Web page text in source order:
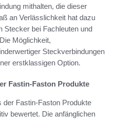
mithalten, die dieser
an Verlässlichkeit hat dazu
Stecker bei Fachleuten und
Möglichkeit,
Steckverbindungen
erstklassigen Option.
Fastin-Faston Produkte
der Fastin-Faston Produkte
bewertet. Die anfänglichen